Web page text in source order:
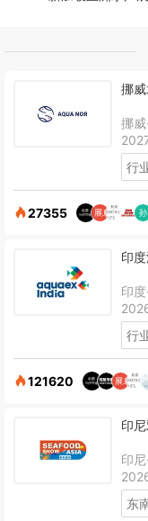
挪
挪威
行
27355
印
印
行
121620
印
印
东